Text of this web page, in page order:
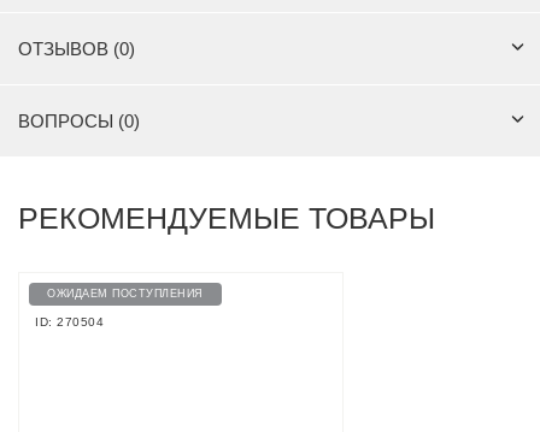
ОТЗЫВОВ (0)
ВОПРОСЫ (0)
РЕКОМЕНДУЕМЫЕ ТОВАРЫ
ОЖИДАЕМ ПОСТУПЛЕНИЯ
ID: 270504